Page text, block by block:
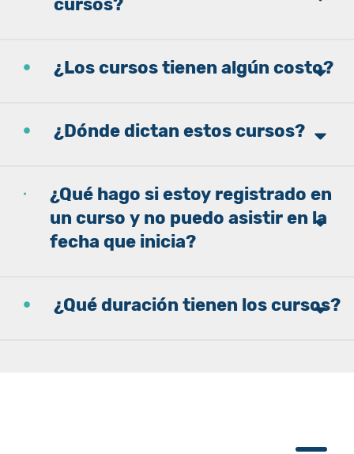
cursos?
¿Los cursos tienen algún costo?
¿Dónde dictan estos cursos?
¿Qué hago si estoy registrado en
un curso y no puedo asistir en la
fecha que inicia?
¿Qué duración tienen los cursos?